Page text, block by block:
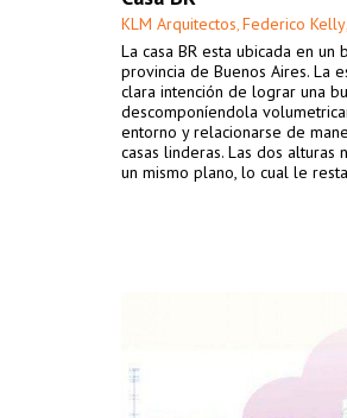
KLM Arquitectos, Federico Kelly,
La casa BR esta ubicada en
provincia de Buenos Aires. La
clara intención de lograr una
descomponíendola
entorno y relacionarse de
casas linderas. Las dos
un mismo plano, lo cual le